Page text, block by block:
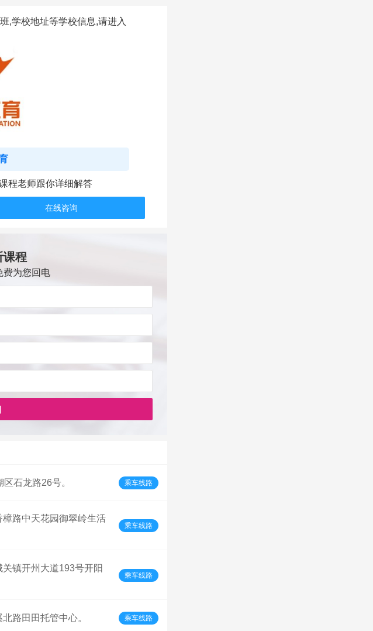
,学校地址等学校信息,请进入
程老师跟你详细解答
在线咨询
课程
费为您回电
石龙路26号。 乘车线路
路中天花园御翠岭生活
乘车线路
镇开州大道193号开阳
乘车线路
路田田托管中心。 乘车线路